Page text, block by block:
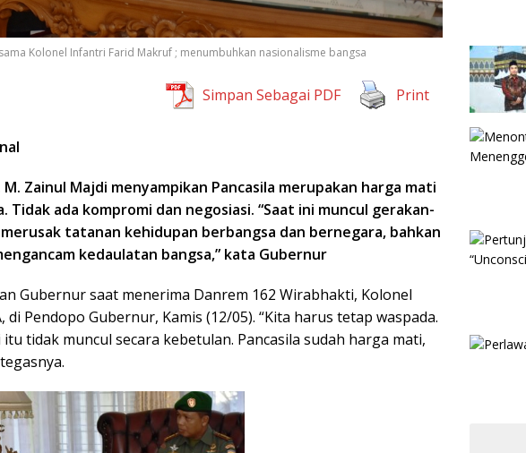
Kolonel Infantri Farid Makruf ; menumbuhkan nasionalisme bangsa
Simpan Sebagai PDF Print
Zainul Majdi menyampikan Pancasila merupakan harga mati
Tidak ada kompromi dan negosiasi. “Saat ini muncul gerakan-
tatanan kehidupan berbangsa dan bernegara, bahkan
kedaulatan bangsa,” kata Gubernur
Gubernur saat menerima Danrem 162 Wirabhakti, Kolonel
Pendopo Gubernur, Kamis (12/05). “Kita harus tetap waspada.
tidak muncul secara kebetulan. Pancasila sudah harga mati,